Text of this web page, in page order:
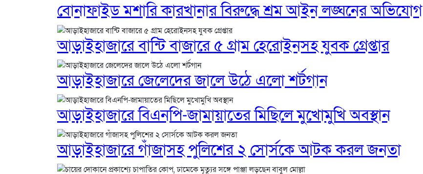
বোনাফাইড মশারি কারখানার বিরুদ্ধে শ্রম আইন লঙ্ঘনের অভিযোগ
আড়াইহাজারে বান্টি বাজারে ৫ গ্রাম হেরোইনসহ যুবক গ্রেপ্তার
আড়াইহাজারে জেলেদের জালে উঠে এলো শর্টগান
আড়াইহাজারে বিএনপি-জামায়াতের মিছিলে মুখোমুখি অবস্থান
আড়াইহাজারে গাঁজাসহ পুলিশের ২ সোর্সকে আটক করল জনতা